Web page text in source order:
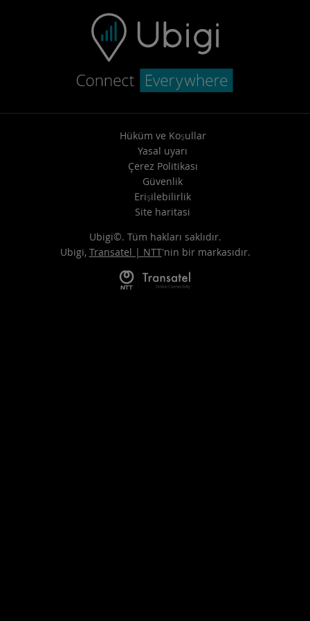
Hüküm ve Koşullar
Yasal uyarı
Çerez Politikası
Güvenlik
Erişilebilirlik
Site haritasi
Ubigi©. Tüm hakları saklıdır.
Ubigi, Transatel | NTT'nin bir markasıdır.